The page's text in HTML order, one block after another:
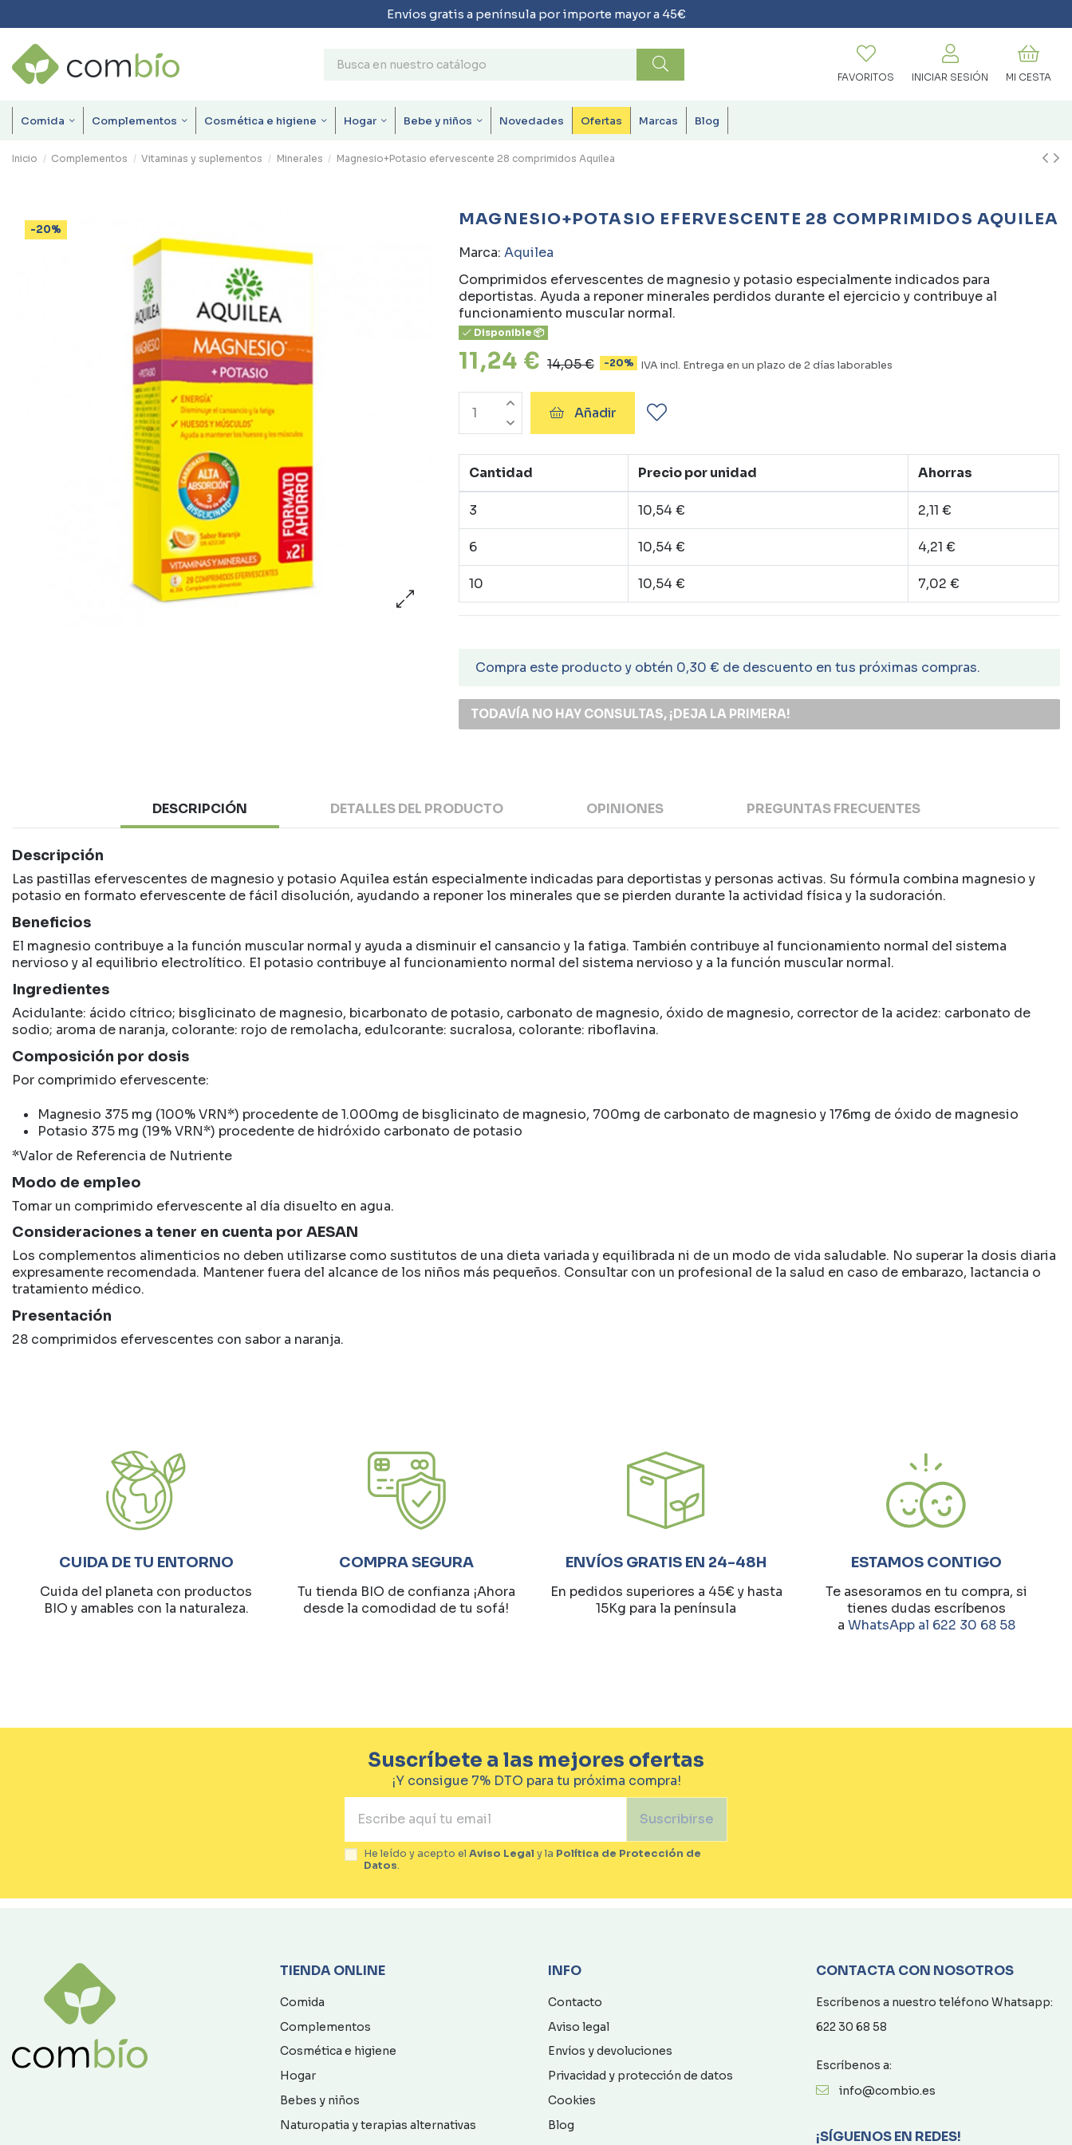
Envíos gratis a península por importe mayor a 45€
FAVORITOS INICIAR SESIÓN MI CESTA
Comida Complementos Cosmética e higiene Hogar Bebe y niños Novedades Ofertas Marcas Blog
Inicio Complementos Vitaminas y suplementos Minerales Magnesio+Potasio efervescente 28 comprimidos Aquilea
-20%
MAGNESIO+POTASIO EFERVESCENTE 28 COMPRIMIDOS AQUILEA
Marca: Aquilea
Comprimidos efervescentes de magnesio y potasio especialmente indicados para
deportistas. Ayuda a reponer minerales perdidos durante el ejercicio y contribuye al
funcionamiento muscular normal.
Disponible 📦
11,24 € 14,05 € -20% IVA incl. Entrega en un plazo de 2 días laborables
Añadir
Cantidad Precio por unidad Ahorras
3 10,54 € 2,11 €
6 10,54 € 4,21 €
10 10,54 € 7,02 €
Compra este producto y obtén 0,30 € de descuento en tus próximas compras.
TODAVÍA NO HAY CONSULTAS, ¡DEJA LA PRIMERA!
DESCRIPCIÓN DETALLES DEL PRODUCTO OPINIONES PREGUNTAS FRECUENTES
Descripción
Las pastillas efervescentes de magnesio y potasio Aquilea están especialmente indicadas para deportistas y personas activas. Su fórmula combina magnesio y
potasio en formato efervescente de fácil disolución, ayudando a reponer los minerales que se pierden durante la actividad física y la sudoración.
Beneficios
El magnesio contribuye a la función muscular normal y ayuda a disminuir el cansancio y la fatiga. También contribuye al funcionamiento normal del sistema
nervioso y al equilibrio electrolítico. El potasio contribuye al funcionamiento normal del sistema nervioso y a la función muscular normal.
Ingredientes
Acidulante: ácido cítrico; bisglicinato de magnesio, bicarbonato de potasio, carbonato de magnesio, óxido de magnesio, corrector de la acidez: carbonato de
sodio; aroma de naranja, colorante: rojo de remolacha, edulcorante: sucralosa, colorante: riboflavina.
Composición por dosis
Por comprimido efervescente:
Magnesio 375 mg (100% VRN*) procedente de 1.000mg de bisglicinato de magnesio, 700mg de carbonato de magnesio y 176mg de óxido de magnesio
Potasio 375 mg (19% VRN*) procedente de hidróxido carbonato de potasio
*Valor de Referencia de Nutriente
Modo de empleo
Tomar un comprimido efervescente al día disuelto en agua.
Consideraciones a tener en cuenta por AESAN
Los complementos alimenticios no deben utilizarse como sustitutos de una dieta variada y equilibrada ni de un modo de vida saludable. No superar la dosis diaria
expresamente recomendada. Mantener fuera del alcance de los niños más pequeños. Consultar con un profesional de la salud en caso de embarazo, lactancia o
tratamiento médico.
Presentación
28 comprimidos efervescentes con sabor a naranja.
CUIDA DE TU ENTORNO
Cuida del planeta con productos
BIO y amables con la naturaleza.
COMPRA SEGURA
Tu tienda BIO de confianza ¡Ahora
desde la comodidad de tu sofá!
ENVÍOS GRATIS EN 24-48H
En pedidos superiores a 45€ y hasta
15Kg para la península
ESTAMOS CONTIGO
Te asesoramos en tu compra, si
tienes dudas escríbenos
a WhatsApp al 622 30 68 58
Suscríbete a las mejores ofertas
¡Y consigue 7% DTO para tu próxima compra!
Suscribirse
He leído y acepto el Aviso Legal y la Política de Protección de
Datos.
TIENDA ONLINE
Comida
Complementos
Cosmética e higiene
Hogar
Bebes y niños
Naturopatia y terapias alternativas
INFO
Contacto
Aviso legal
Envíos y devoluciones
Privacidad y protección de datos
Cookies
Blog
CONTACTA CON NOSOTROS
Escríbenos a nuestro teléfono Whatsapp:
622 30 68 58
Escríbenos a:
info@combio.es
¡SÍGUENOS EN REDES!